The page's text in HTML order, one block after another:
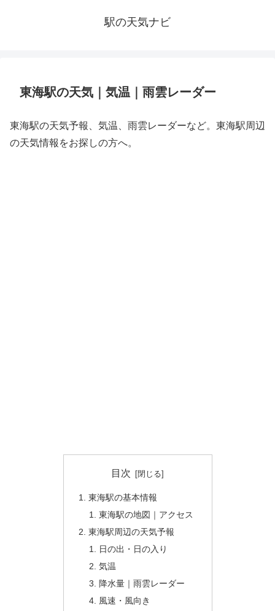
駅の天気ナビ
東海駅の天気｜気温｜雨雲レーダー
東海駅の天気予報、気温、雨雲レーダーなど。東海駅周辺
の天気情報をお探しの方へ。
目次
東海駅の基本情報
東海駅の地図｜アクセス
東海駅周辺の天気予報
日の出・日の入り
気温
降水量｜雨雲レーダー
風速・風向き